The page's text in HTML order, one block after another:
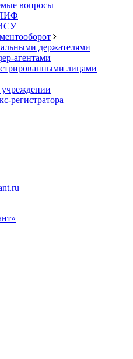
вопросы
ПИФ
держателями
агентами
лицами
регистратора